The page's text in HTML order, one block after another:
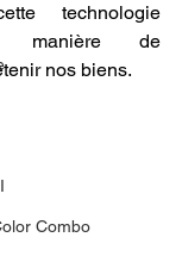
Combo
technologie
manière de
nos biens.